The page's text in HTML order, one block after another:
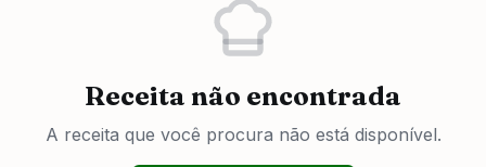
Receita não encontrada
A receita que você procura não está disponível.